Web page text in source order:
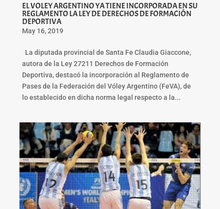
EL VOLEY ARGENTINO YA TIENE INCORPORADA EN SU
REGLAMENTO LA LEY DE DERECHOS DE FORMACIÓN
DEPORTIVA
May 16, 2019
La diputada provincial de Santa Fe Claudia Giaccone,
autora de la Ley 27211 Derechos de Formación
Deportiva, destacó la incorporación al Reglamento de
Pases de la Federación del Vóley Argentino (FeVA), de
lo establecido en dicha norma legal respecto a la...